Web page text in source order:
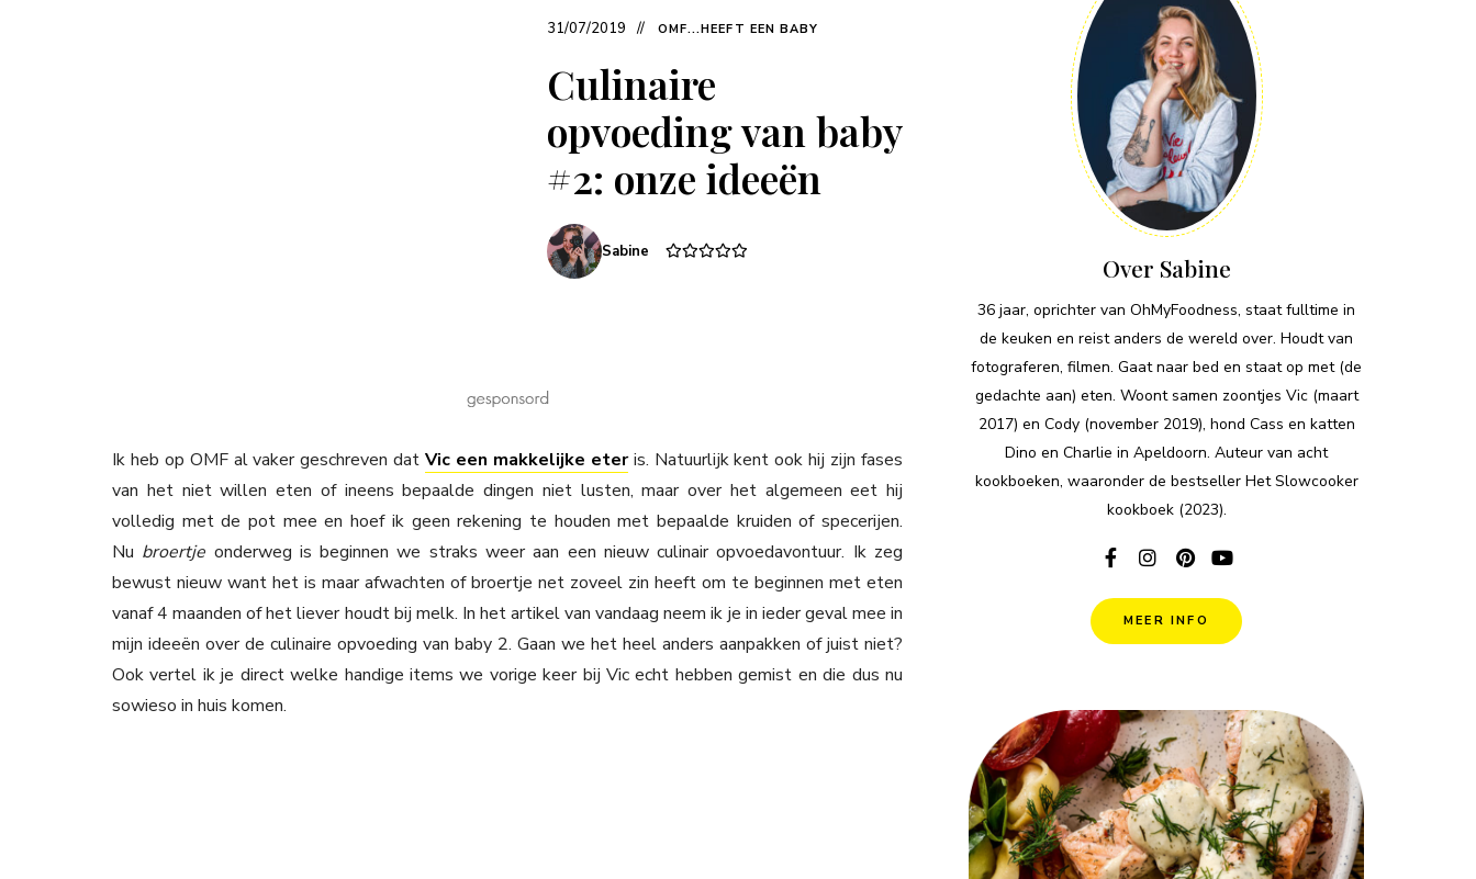
31/07/2019 OMF...HEEFT EEN BABY
Culinaire
opvoeding van baby
#2: onze ideeën
Sabine
Ik heb op OMF al vaker geschreven datVic een makkelijke eteris. Natuurlijk kent ook hij zijn fases
van het niet willen eten of ineens bepaalde dingen niet lusten, maar over het algemeen eet hij
volledig met de pot mee en hoef ik geen rekening te houden met bepaalde kruiden of specerijen.
Nu broertje onderweg is beginnen we straks weer aan een nieuw culinair opvoedavontuur. Ik zeg
bewust nieuw want het is maar afwachten of broertje net zoveel zin heeft om te beginnen met eten
vanaf 4 maanden of het liever houdt bij melk. In het artikel van vandaag neem ik je in ieder geval mee in
mijn ideeën over de culinaire opvoeding van baby 2. Gaan we het heel anders aanpakken of juist niet?
Ook vertel ik je direct welke handige items we vorige keer bij Vic echt hebben gemist en die dus nu
sowieso in huis komen.
Over Sabine
36 jaar, oprichter van OhMyFoodness, staat fulltime in
de keuken en reist anders de wereld over. Houdt van
fotograferen, filmen. Gaat naar bed en staat op met (de
gedachte aan) eten. Woont samen zoontjes Vic (maart
2017) en Cody (november 2019), hond Cass en katten
Dino en Charlie in Apeldoorn. Auteur van acht
kookboeken, waaronder de bestseller Het Slowcooker
kookboek (2023).
MEER INFO